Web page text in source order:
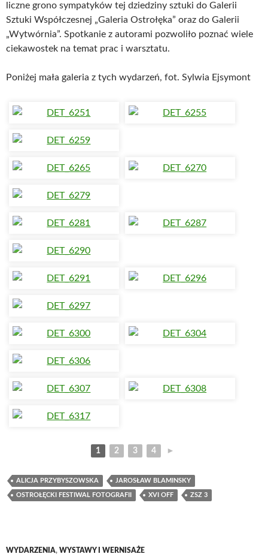
liczne grono sympatyków tej dziedziny sztuki do Galerii
Sztuki Współczesnej „Galeria Ostrołęka” oraz do Galerii
„Wytwórnia”. Spotkanie z autorami pozwoliło poznać wiele
ciekawostek na temat prac i warsztatu.
Poniżej mała galeria z tych wydarzeń, fot. Sylwia Ejsymont
1 2 3 4 ►
ALICJA PRZYBYSZOWSKA JAROSŁAW BLAMINSKY
OSTROŁĘCKI FESTIWAL FOTOGRAFII XVI OFF ZSZ 3
WYDARZENIA, WYSTAWY I WERNISAŻE